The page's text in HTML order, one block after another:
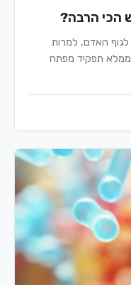
הכי הרבה?
לגוף האדם, למרות
ממלא תפקיד מפתח